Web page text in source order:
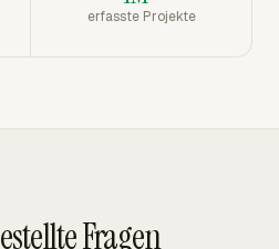
erfasste Projekte
Fragen